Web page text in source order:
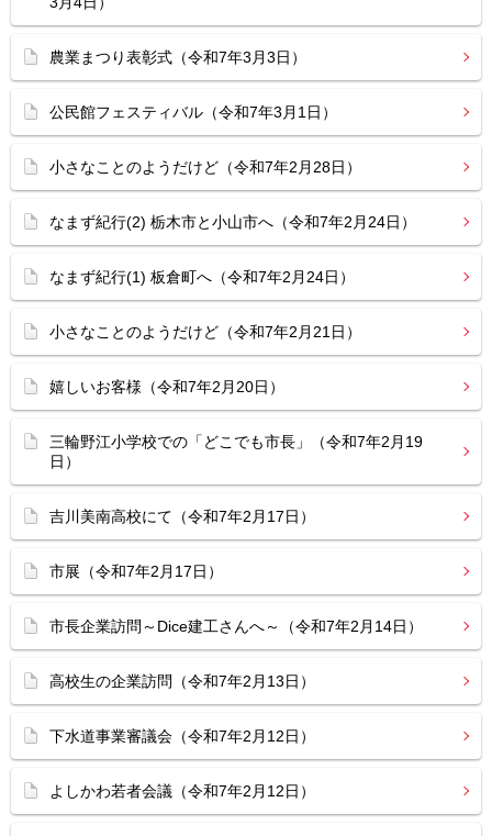
農業まつり表彰式（令和7年3月3日）
公民館フェスティバル（令和7年3月1日）
小さなことのようだけど（令和7年2月28日）
なまず紀行(2) 栃木市と小山市へ（令和7年2月24日）
なまず紀行(1) 板倉町へ（令和7年2月24日）
小さなことのようだけど（令和7年2月21日）
嬉しいお客様（令和7年2月20日）
三輪野江小学校での「どこでも市長」（令和7年2月19
日）
吉川美南高校にて（令和7年2月17日）
市展（令和7年2月17日）
市長企業訪問～Dice建工さんへ～（令和7年2月14日）
高校生の企業訪問（令和7年2月13日）
下水道事業審議会（令和7年2月12日）
よしかわ若者会議（令和7年2月12日）